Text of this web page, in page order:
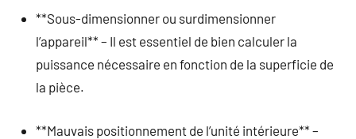
**Sous-dimensionner ou surdimensionner
l’appareil** – Il est essentiel de bien calculer la
puissance nécessaire en fonction de la superficie de
la pièce.
**Mauvais positionnement de l’unité intérieure** –